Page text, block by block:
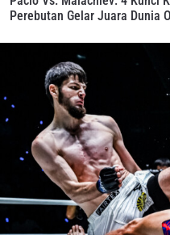
Perebutan Gelar Juara Dunia